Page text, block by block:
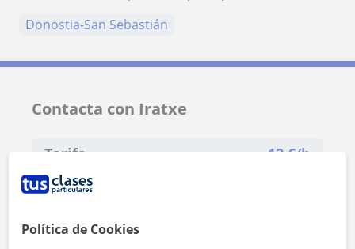
Donostia-San Sebastián
Contacta con Iratxe
Tarifa 12 €/h
1ª clase gratis
Política de Cookies